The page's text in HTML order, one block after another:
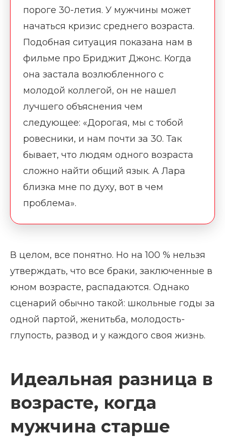
пороге 30-летия. У мужчины может
начаться кризис среднего возраста.
Подобная ситуация показана нам в
фильме про Бриджит Джонс. Когда
она застала возлюбленного с
молодой коллегой, он не нашел
лучшего объяснения чем
следующее: «Дорогая, мы с тобой
ровесники, и нам почти за 30. Так
бывает, что людям одного возраста
сложно найти общий язык. А Лара
близка мне по духу, вот в чем
проблема».
В целом, все понятно. Но на 100 % нельзя
утверждать, что все браки, заключенные в
юном возрасте, распадаются. Однако
сценарий обычно такой: школьные годы за
одной партой, женитьба, молодость-
глупость, развод и у каждого своя жизнь.
Идеальная разница в
возрасте, когда
мужчина старше